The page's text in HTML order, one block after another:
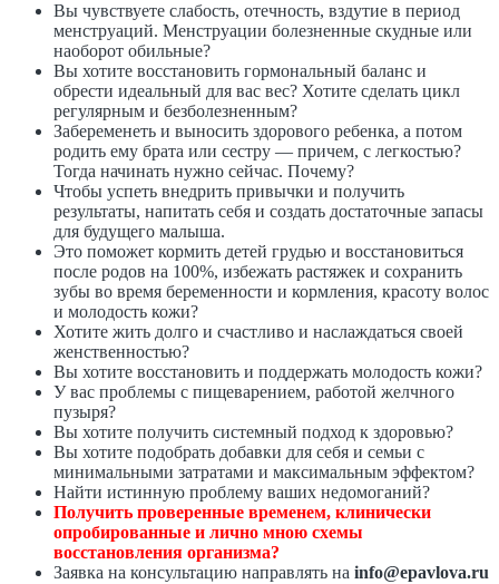
Вы чувствуете слабость, отечность, вздутие в период
менструаций. Менструации болезненные скудные или
наоборот обильные?
Вы хотите восстановить гормональный баланс и
обрести идеальный для вас вес? Хотите сделать цикл
регулярным и безболезненным?
Забеременеть и выносить здорового ребенка, а потом
родить ему брата или сестру — причем, с легкостью?
Тогда начинать нужно сейчас. Почему?
Чтобы успеть внедрить привычки и получить
результаты, напитать себя и создать достаточные запасы
для будущего малыша.
Это поможет кормить детей грудью и восстановиться
после родов на 100%, избежать растяжек и сохранить
зубы во время беременности и кормления, красоту волос
и молодость кожи?
Хотите жить долго и счастливо и наслаждаться своей
женственностью?
Вы хотите восстановить и поддержать молодость кожи?
У вас проблемы с пищеварением, работой желчного
пузыря?
Вы хотите получить системный подход к здоровью?
Вы хотите подобрать добавки для себя и семьи с
минимальными затратами и максимальным эффектом?
Найти истинную проблему ваших недомоганий?
Получить проверенные временем, клинически
опробированные и лично мною схемы
восстановления организма?
Заявка на консультацию направлять на info@epavlova.ru